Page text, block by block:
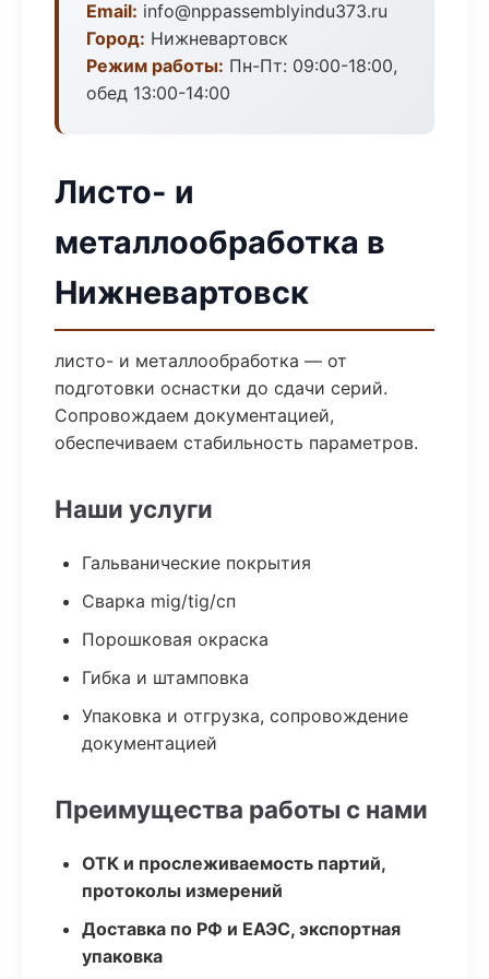
Email: info@nppassemblyindu373.ru
Город: Нижневартовск
Режим работы: Пн-Пт: 09:00-18:00,
обед 13:00-14:00
Листо- и
металлообработка в
Нижневартовск
листо- и металлообработка — от
подготовки оснастки до сдачи серий.
Сопровождаем документацией,
обеспечиваем стабильность параметров.
Наши услуги
Гальванические покрытия
Сварка mig/tig/сп
Порошковая окраска
Гибка и штамповка
Упаковка и отгрузка, сопровождение
документацией
Преимущества работы с нами
ОТК и прослеживаемость партий,
протоколы измерений
Доставка по РФ и ЕАЭС, экспортная
упаковка